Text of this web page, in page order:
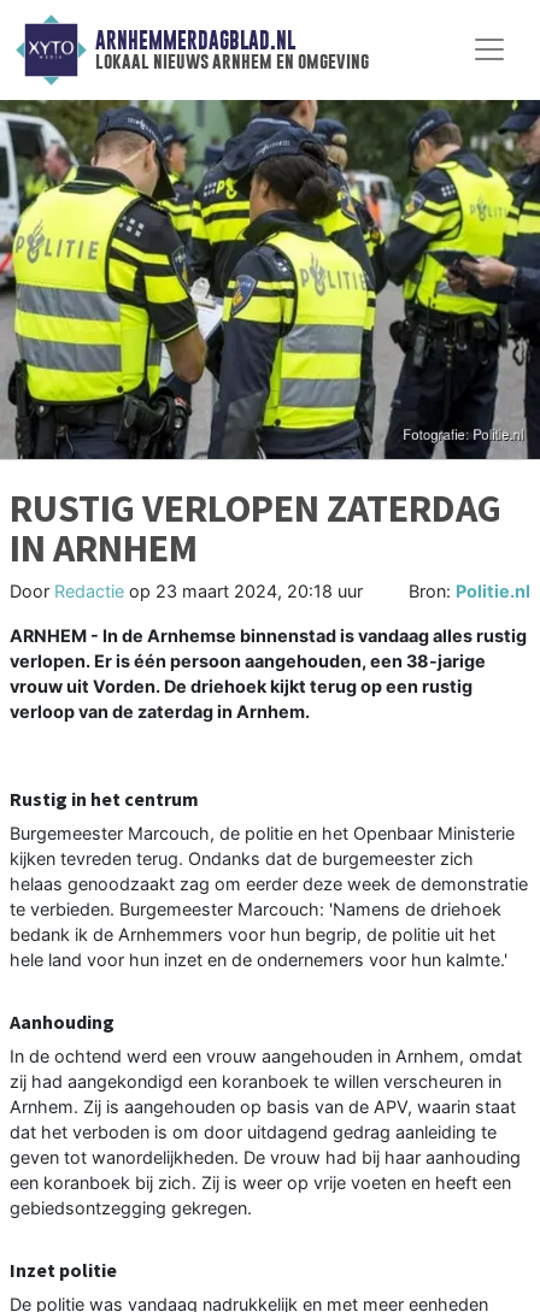
ARNHEMMERDAGBLAD.NL
lokaal nieuws arnhem en omgeving
RUSTIG VERLOPEN ZATERDAG
IN ARNHEM
Door Redactie op 23 maart 2024, 20:18 uur Bron: Politie.nl
ARNHEM - In de Arnhemse binnenstad is vandaag alles rustig
verlopen. Er is één persoon aangehouden, een 38-jarige
vrouw uit Vorden. De driehoek kijkt terug op een rustig
verloop van de zaterdag in Arnhem.
Rustig in het centrum
Burgemeester Marcouch, de politie en het Openbaar Ministerie
kijken tevreden terug. Ondanks dat de burgemeester zich
helaas genoodzaakt zag om eerder deze week de demonstratie
te verbieden. Burgemeester Marcouch: 'Namens de driehoek
bedank ik de Arnhemmers voor hun begrip, de politie uit het
hele land voor hun inzet en de ondernemers voor hun kalmte.'
Aanhouding
In de ochtend werd een vrouw aangehouden in Arnhem, omdat
zij had aangekondigd een koranboek te willen verscheuren in
Arnhem. Zij is aangehouden op basis van de APV, waarin staat
dat het verboden is om door uitdagend gedrag aanleiding te
geven tot wanordelijkheden. De vrouw had bij haar aanhouding
een koranboek bij zich. Zij is weer op vrije voeten en heeft een
gebiedsontzegging gekregen.
Inzet politie
De politie was vandaag nadrukkelijk en met meer eenheden